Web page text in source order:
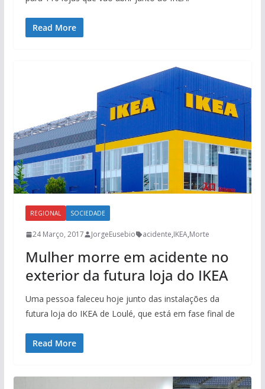
Read More
REGIONAL SOCIEDADE
24 Março, 2017 JorgeEusebio acidente,IKEA,Morte
Mulher morre em acidente no
exterior da futura loja do IKEA
Uma pessoa faleceu hoje junto das instalações da
futura loja do IKEA de Loulé, que está em fase final de
Read More